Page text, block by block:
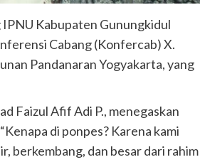
Kabupaten Gunungkidul
Cabang (Konfercab) X.
Pandanaran Yogyakarta, yang
Faizul Afif Adi P., menegaskan
di ponpes? Karena kami
berkembang, dan besar dari rahim